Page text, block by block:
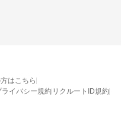
はこちら
ライバシー規約 リクルートID規約